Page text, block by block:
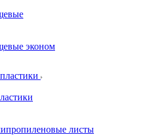
эконом
листы